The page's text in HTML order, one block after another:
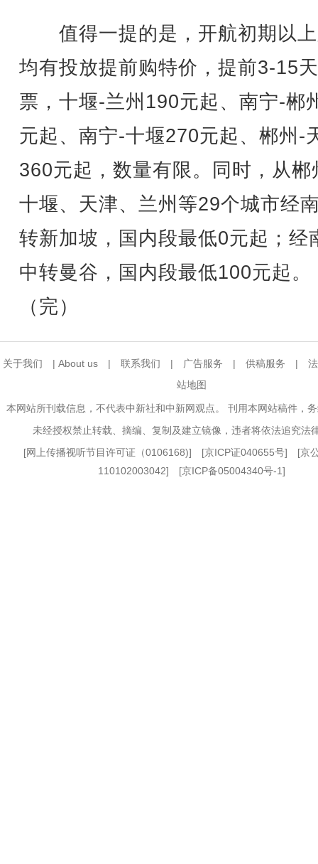
值得一提的是，开航初期以
均有投放提前购特价，提前3-15
票，十堰-兰州190元起、南宁-郴
元起、南宁-十堰270元起、郴州-
360元起，数量有限。同时，从郴
十堰、天津、兰州等29个城市经
转新加坡，国内段最低0元起；经
中转曼谷，国内段最低100元起。
（完）
关于我们 | About us | 联系我们 | 广告服务 | 供稿服务 |
站地图
本网站所刊载信息，不代表中新社和中新网观点。 刊用本网站稿件，
未经授权禁止转载、摘编、复制及建立镜像，违者将依法追究法
[网上传播视听节目许可证（0106168)] [京ICP证040655号] [京
110102003042] [京ICP备05004340号-1]